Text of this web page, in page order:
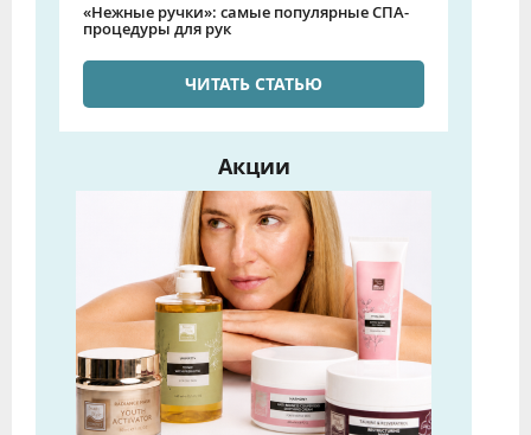
«Нежные ручки»: самые популярные СПА-
процедуры для рук
ЧИТАТЬ СТАТЬЮ
Акции